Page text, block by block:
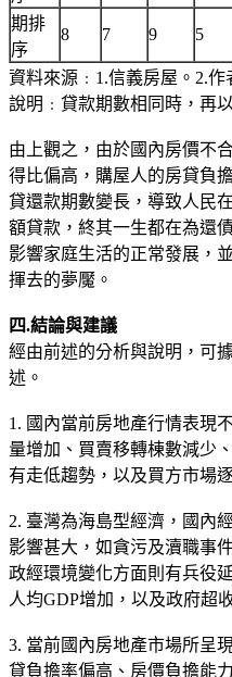
期排
序
8 7 9 5
資料來源﹕1.信義房屋。2.作
說明﹕貸款期數相同時，再
由上觀之，由於國內房價不
得比偏高，購屋人的房貸負
貸還款期數變長，導致人民
額貸款，終其一生都在為還
影響家庭生活的正常發展，
揮去的夢魘。
四.結論與建議
經由前述的分析與說明，可
述。
1. 國內當前房地產行情表現
量增加、買賣移轉棟數減少
有走低趨勢，以及買方市場
2. 臺灣為海島型經濟，國內
影響甚大，如貪污及瀆職事
政經環境變化方面則有兵役
人均GDP增加，以及政府超
3. 當前國內房地產市場所呈
貸負擔率偏高、房價負擔能